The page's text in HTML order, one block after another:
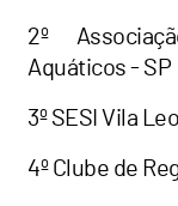
2º
Aquáticos - SP
3º SESI Vila
4º Clube de